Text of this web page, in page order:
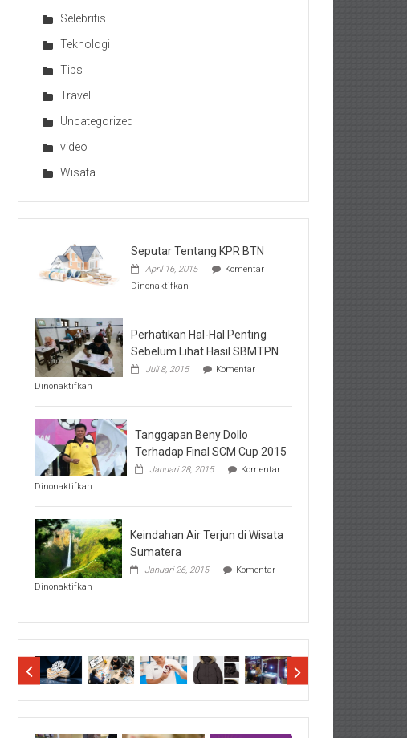
Selebritis
Teknologi
Tips
Travel
Uncategorized
video
Wisata
Seputar Tentang KPR BTN
April 16, 2015
Komentar
Dinonaktifkan
Tentang
BTN
Perhatikan Hal-Hal Penting
Sebelum Lihat Hasil SBMTPN
Juli 8, 2015
Komentar
Dinonaktifkan
Hal-
Hal
Penting
Sebelum
Lihat
Hasil
Tanggapan Beny Dollo
Terhadap Final SCM Cup 2015
Januari 28, 2015
Komentar
Dinonaktifkan
Beny
Dollo
Terhadap
Final
SCM
Cup
Keindahan Air Terjun di Wisata
Sumatera
Januari 26, 2015
Komentar
Dinonaktifkan
Terjun
Sumatera